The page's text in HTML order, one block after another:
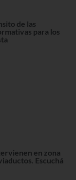
de las
para los
en zona
Escuchá